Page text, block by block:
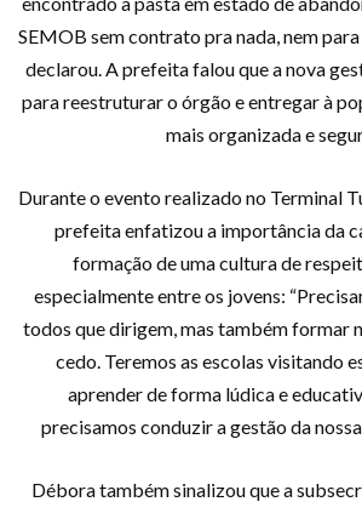
SEMOB sem contrato pra nada, nem
declarou. A prefeita falou que a nova
para reestruturar o órgão e entregar à
mais organizada e
Durante o evento realizado no Terminal
prefeita enfatizou a importância da
formação de uma cultura de
especialmente entre os jovens:
todos que dirigem, mas também formar
cedo. Teremos as escolas visitando
aprender de forma lúdica e
precisamos conduzir a gestão da
Débora também sinalizou que a